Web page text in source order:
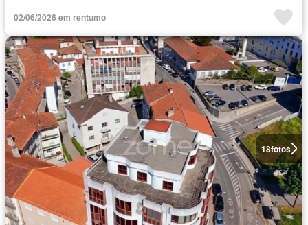
02/06/2026 em rentumo
18fotos